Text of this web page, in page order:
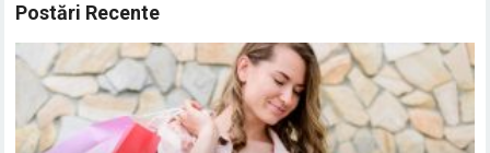
Postări Recente